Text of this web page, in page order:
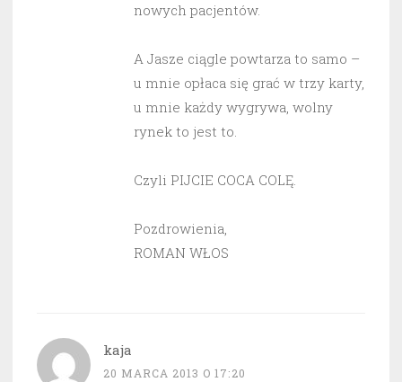
nowych pacjentów.
A Jasze ciągle powtarza to samo –
u mnie opłaca się grać w trzy karty,
u mnie każdy wygrywa, wolny
rynek to jest to.
Czyli PIJCIE COCA COLĘ.
Pozdrowienia,
ROMAN WŁOS
kaja
20 MARCA 2013 O 17:20